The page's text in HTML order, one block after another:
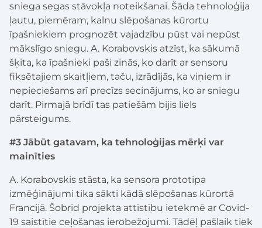
sniega segas stāvokļa noteikšanai. Šāda tehnoloģija
ļautu, piemēram, kalnu slēpošanas kūrortu
īpašniekiem prognozēt vajadzību pūst vai nepūst
mākslīgo sniegu. A. Korabovskis atzīst, ka sākumā
šķita, ka īpašnieki paši zinās, ko darīt ar sensoru
fiksētajiem skaitļiem, taču, izrādījās, ka viņiem ir
nepieciešams arī precīzs secinājums, ko ar sniegu
darīt. Pirmajā brīdī tas patiešām bijis liels
pārsteigums.
#3 Jābūt gatavam, ka tehnoloģijas mērķi var
mainīties
A. Korabovskis stāsta, ka sensora prototipa
izmēģinājumi tika sākti kādā slēpošanas kūrortā
Francijā. Šobrīd projekta attīstību ietekmē ar Covid-
19 saistītie ceļošanas ierobežojumi. Tādēļ pašlaik tiek